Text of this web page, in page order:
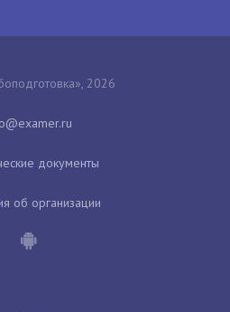
2026
документы
об организации